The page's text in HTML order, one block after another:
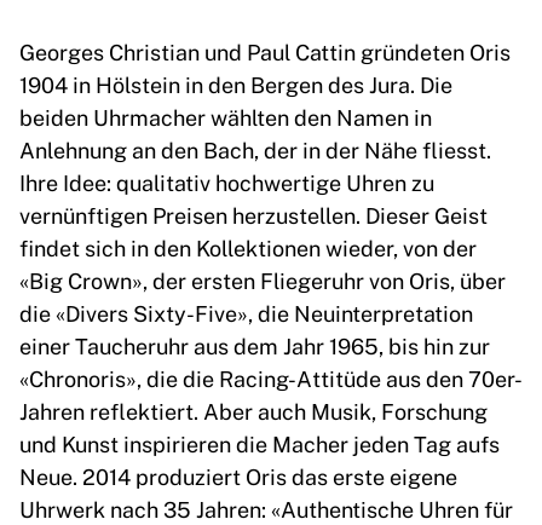
Georges Christian und Paul Cattin gründeten Oris
1904 in Hölstein in den Bergen des Jura. Die
beiden Uhrmacher wählten den Namen in
Anlehnung an den Bach, der in der Nähe fliesst.
Ihre Idee: qualitativ hochwertige Uhren zu
vernünftigen Preisen herzustellen. Dieser Geist
findet sich in den Kollektionen wieder, von der
«Big Crown», der ersten Fliegeruhr von Oris, über
die «Divers Sixty-Five», die Neuinterpretation
einer Taucheruhr aus dem Jahr 1965, bis hin zur
«Chronoris», die die Racing-Attitüde aus den 70er-
Jahren reflektiert. Aber auch Musik, Forschung
und Kunst inspirieren die Macher jeden Tag aufs
Neue. 2014 produziert Oris das erste eigene
Uhrwerk nach 35 Jahren: «Authentische Uhren für